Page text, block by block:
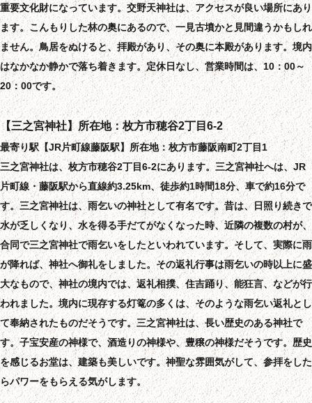
重要文化財になっています。交野天神社は、アクセスが良い場所にあり
ます。こんもりした林の奥にあるので、一見古墳かと見間違うかもしれ
ません。鳥居をぬけると、拝殿があり、その奥に本殿があります。境内
はなかなか静かで落ち着きます。定休日なし、営業時間は、10：00～
20：00です。
【三之宮神社】所在地：枚方市穂谷2丁目6-2
最寄り駅【JR片町線藤阪駅】所在地：枚方市藤阪南町2丁目1
三之宮神社は、枚方市穂谷2丁目6-2にあります。三之宮神社へは、JR
片町線・藤阪駅から直線約3.25km、徒歩約1時間18分、車で約16分で
す。三之宮神社は、雨乞いの神社として有名です。昔は、日照り続きで
水が乏しくなり、水を得る手だてがなくなった時、近隣の複数の村が、
合同で三之宮神社で雨乞いをしたといわれています。そして、実際に雨
が降れば、神社へ御礼をしました。その返礼行事は雨乞いの時以上に盛
大なもので、神社の境内では、返礼相撲、住吉踊り、能狂言、などが行
われました。境内に現存する灯篭の多くは、そのような雨乞い返礼とし
て奉納されたものだそうです。三之宮神社は、長い歴史のある神社で
す。子宝安産の神様で、酒造りの神様や、豊穣の神様だそうです。歴史
を感じるお堂は、建築も美しいです。神聖な雰囲気がして、参拝をした
らパワーをもらえる気がします。